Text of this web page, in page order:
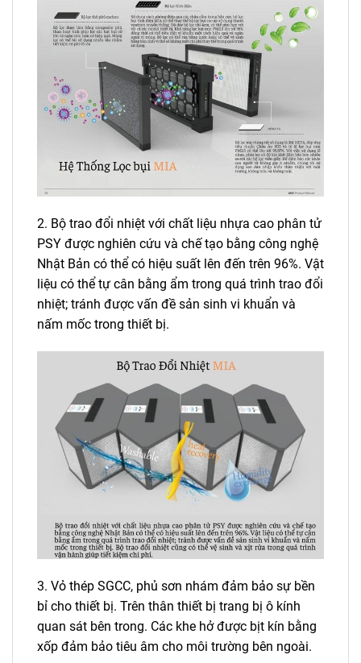
2. Bộ trao đổi nhiệt với chất liệu nhựa cao phân tử
PSY được nghiên cứu và chế tạo bằng công nghệ
Nhật Bản có thể có hiệu suất lên đến trên 96%. Vật
liệu có thể tự cân bằng ẩm trong quá trình trao đổi
nhiệt; tránh được vấn đề sản sinh vi khuẩn và
nấm mốc trong thiết bị.
3. Vỏ thép SGCC, phủ sơn nhám đảm bảo sự bền
bỉ cho thiết bị. Trên thân thiết bị trang bị ô kính
quan sát bên trong. Các khe hở được bịt kín bằng
xốp đảm bảo tiêu âm cho môi trường bên ngoài.